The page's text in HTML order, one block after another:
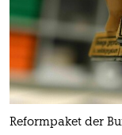
Reformpaket der